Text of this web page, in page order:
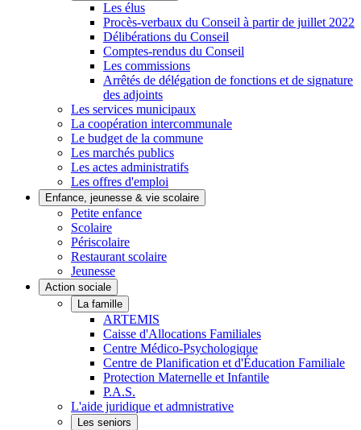
Les élus
Procès-verbaux du Conseil à partir de juillet 2022
Délibérations du Conseil
Comptes-rendus du Conseil
Les commissions
Arrêtés de délégation de fonctions et de signature
des adjoints
Les services municipaux
La coopération intercommunale
Le budget de la commune
Les marchés publics
Les actes administratifs
Les offres d'emploi
Enfance, jeunesse & vie scolaire
Petite enfance
Scolaire
Périscolaire
Restaurant scolaire
Jeunesse
Action sociale
La famille
ARTEMIS
Caisse d'Allocations Familiales
Centre Médico-Psychologique
Centre de Planification et d'Éducation Familiale
Protection Maternelle et Infantile
P.A.S.
L'aide juridique et admnistrative
Les seniors